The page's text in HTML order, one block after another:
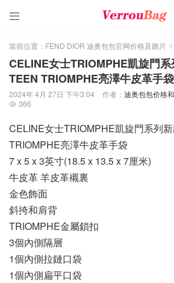

當前位置： FEND DIOR 迪奥包包官网价格及圖片 >
CELINE女士TRIOMPHE凱旋門
TEEN TRIOMPHE亮澤牛皮革手袋
2024年 4月 27日 下午3:04 作者： 迪奥包包价格
 366
CELINE女士TRIOMPHE凱旋門系列
TRIOMPHE亮澤牛皮革手袋
7 x 5 x 3英寸(18.5 x 13.5 x 7厘米)
牛皮革 羊皮革襯裏
金色飾面
斜挎和肩背
TRIOMPHE金屬鎖扣
3個內側隔層
1個內側拉鏈口袋
1個內側扁平口袋